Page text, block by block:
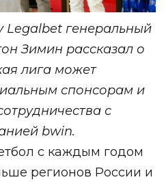
Legalbet генеральный
Зимин рассказал о
лига может
спонсорам и
с
bwin.
с каждым годом
регионов России и